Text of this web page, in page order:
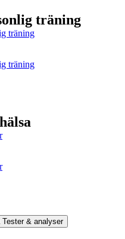
träning
träning
träning
Tester & analyser